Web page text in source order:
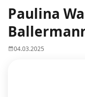
Paulina
04.03.2025